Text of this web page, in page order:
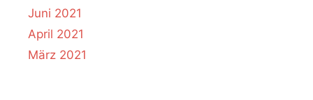
Juni 2021
April 2021
März 2021